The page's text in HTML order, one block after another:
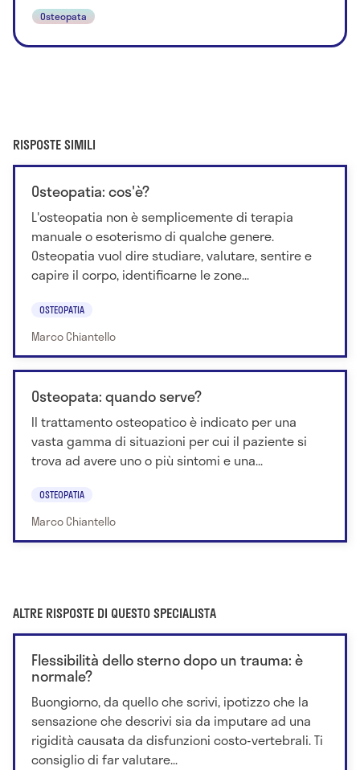
Osteopata
RISPOSTE SIMILI
Osteopatia: cos'è?
L'osteopatia non è semplicemente di terapia
manuale o esoterismo di qualche genere.
Osteopatia vuol dire studiare, valutare, sentire e
capire il corpo, identificarne le zone...
OSTEOPATIA
Marco Chiantello
Osteopata: quando serve?
Il trattamento osteopatico è indicato per una
vasta gamma di situazioni per cui il paziente si
trova ad avere uno o più sintomi e una...
OSTEOPATIA
Marco Chiantello
ALTRE RISPOSTE DI QUESTO SPECIALISTA
Flessibilità dello sterno dopo un trauma: è
normale?
Buongiorno, da quello che scrivi, ipotizzo che la
sensazione che descrivi sia da imputare ad una
rigidità causata da disfunzioni costo-vertebrali. Ti
consiglio di far valutare...